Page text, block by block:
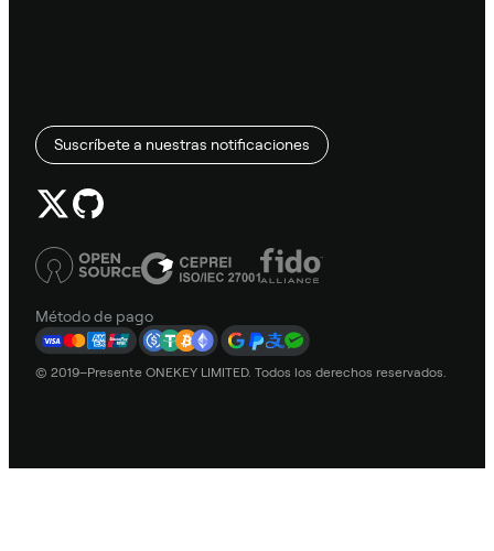
Suscríbete a nuestras notificaciones
Método de pago
© 2019–Presente ONEKEY LIMITED. Todos los derechos reservados.